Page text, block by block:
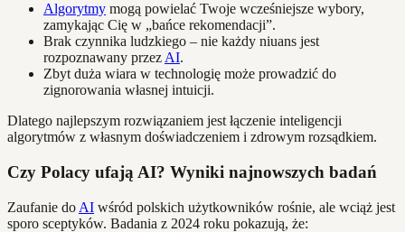
Algorytmy mogą powielać Twoje wcześniejsze wybory,
zamykając Cię w „bańce rekomendacji”.
Brak czynnika ludzkiego – nie każdy niuans jest
rozpoznawany przezAI.
Zbyt duża wiara w technologię może prowadzić do
zignorowania własnej intuicji.
Dlatego najlepszym rozwiązaniem jest łączenie inteligencji
algorytmów z własnym doświadczeniem i zdrowym rozsądkiem.
Czy Polacy ufają AI? Wyniki najnowszych badań
Zaufanie do AI wśród polskich użytkowników rośnie, ale wciąż jest
sporo sceptyków. Badania z 2024 roku pokazują, że: